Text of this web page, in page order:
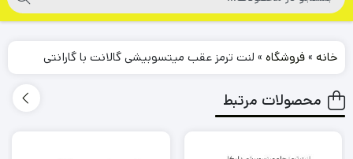
خانه »فروشگاه » لنت ترمز عقب میتسوبیشی گالانت با گارانتی
محصولات مرتبط